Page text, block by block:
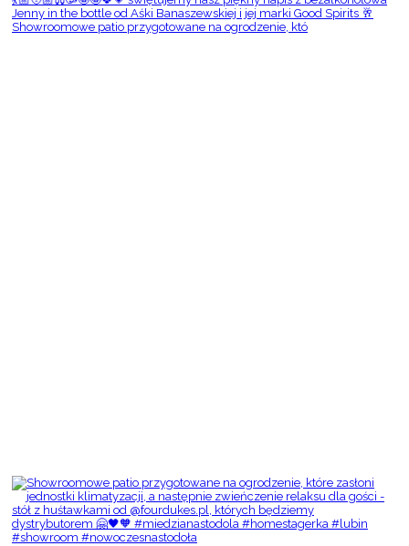
Showroomowe patio przygotowane na ogrodzenie, któ